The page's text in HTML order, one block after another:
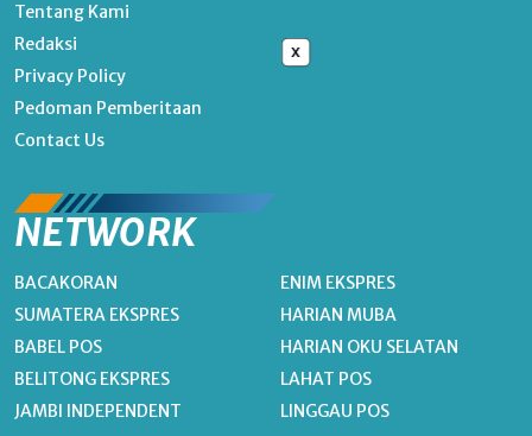
x
Tentang Kami
Redaksi
Privacy Policy
Pedoman Pemberitaan
Contact Us
NETWORK
BACAKORAN
SUMATERA EKSPRES
BABEL POS
BELITONG EKSPRES
JAMBI INDEPENDENT
ENIM EKSPRES
HARIAN MUBA
HARIAN OKU SELATAN
LAHAT POS
LINGGAU POS